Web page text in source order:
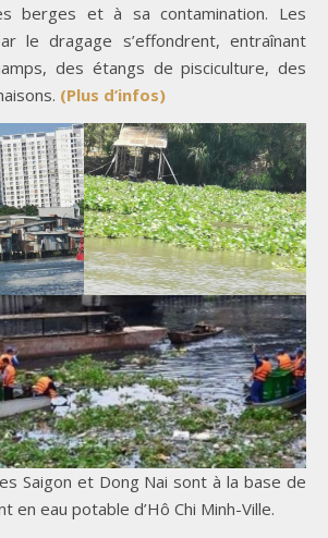
berges et à sa contamination. Les
le dragage s’effondrent, entraînant
des étangs de pisciculture, des
(Plus d’infos)
Saigon et Dong Nai sont à la base de
en eau potable d’Hô Chi Minh-Ville.